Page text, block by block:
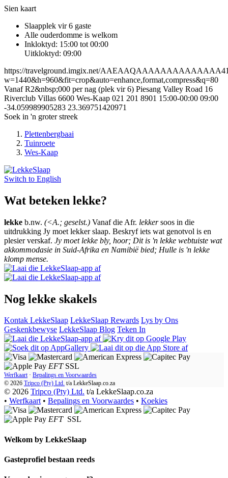
Sien kaart
Slaapplek vir 6 gaste
Alle ouderdomme is welkom
Inkloktyd: 15:00 tot 00:00
Uitkloktyd: 09:00
https://travelground.imgix.net/
w=1440&h=960&fit=crop&auto=enhance,format,compress&q=80
Vanaf R2&nbsp;000 per nag (plek vir 6) Piesang Valley Road 16
Riverclub Villas 6600 Wes-Kaap 021 201 8901 15:00-00:00 09:00
-34.059989905283 23.369751420971
Soek in 'n groter streek
Plettenbergbaai
Tuinroete
Wes-Kaap
Switch to English
Wat beteken lekke?
lekke b.nw. (<A.; geselst.) Vanaf die Afr. lekkersoos in die
uitdrukking Jy moet lekker slaap. Beskryf iets wat genotvol is en
plesier verskaf. Jy moet lekke bly, hoor; Dit is 'n lekke webtuiste wat
akkommodasie in Suid-Afrika en Namibië bied; Hulle is 'n lekke
klomp mense.
Nog lekke skakels
Kontak LekkeSlaap LekkeSlaap Rewards Lys by Ons
Geskenkbewyse LekkeSlaap Blog Teken In
EFT SSL
Werfkaart · Bepalings en Voorwaardes
© 2026 Tripco (Pty) Ltd. t/a LekkeSlaap.co.za
© 2026 Tripco (Pty) Ltd. t/a LekkeSlaap.co.za
• Werfkaart • Bepalings en Voorwaardes • Koekies
EFT SSL
Welkom by LekkeSlaap
Gasteprofiel bestaan ​​reeds